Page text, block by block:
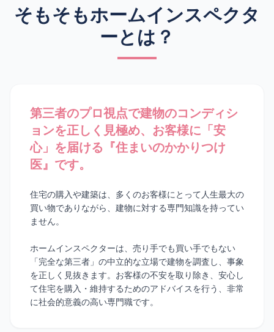
そもそもホームインスペクタ
ーとは？
第三者のプロ視点で建物のコンディシ
ョンを正しく見極め、 お客様に「安
心」を届ける『住まいのかかりつけ
医』です。
住宅の購入や建築は、多くのお客様にとって人生最大の
買い物でありながら、建物に対する専門知識を持ってい
ません。
ホームインスペクターは、売り手でも買い手でもない
「完全な第三者」の中立的な立場で建物を調査し、事象
を正しく見抜きます。お客様の不安を取り除き、安心し
て住宅を購入・維持するためのアドバイスを行う、非常
に社会的意義の高い専門職です。